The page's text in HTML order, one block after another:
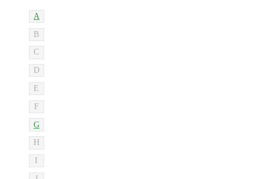
A
B
C
D
E
F
G
H
I